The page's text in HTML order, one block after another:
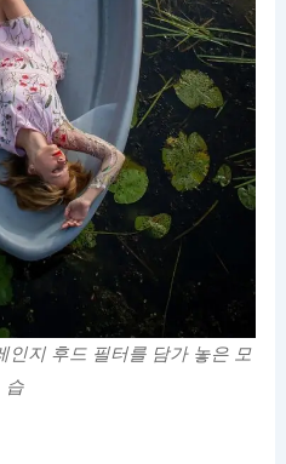
인지 후드 필터를 담가 놓은 모
습